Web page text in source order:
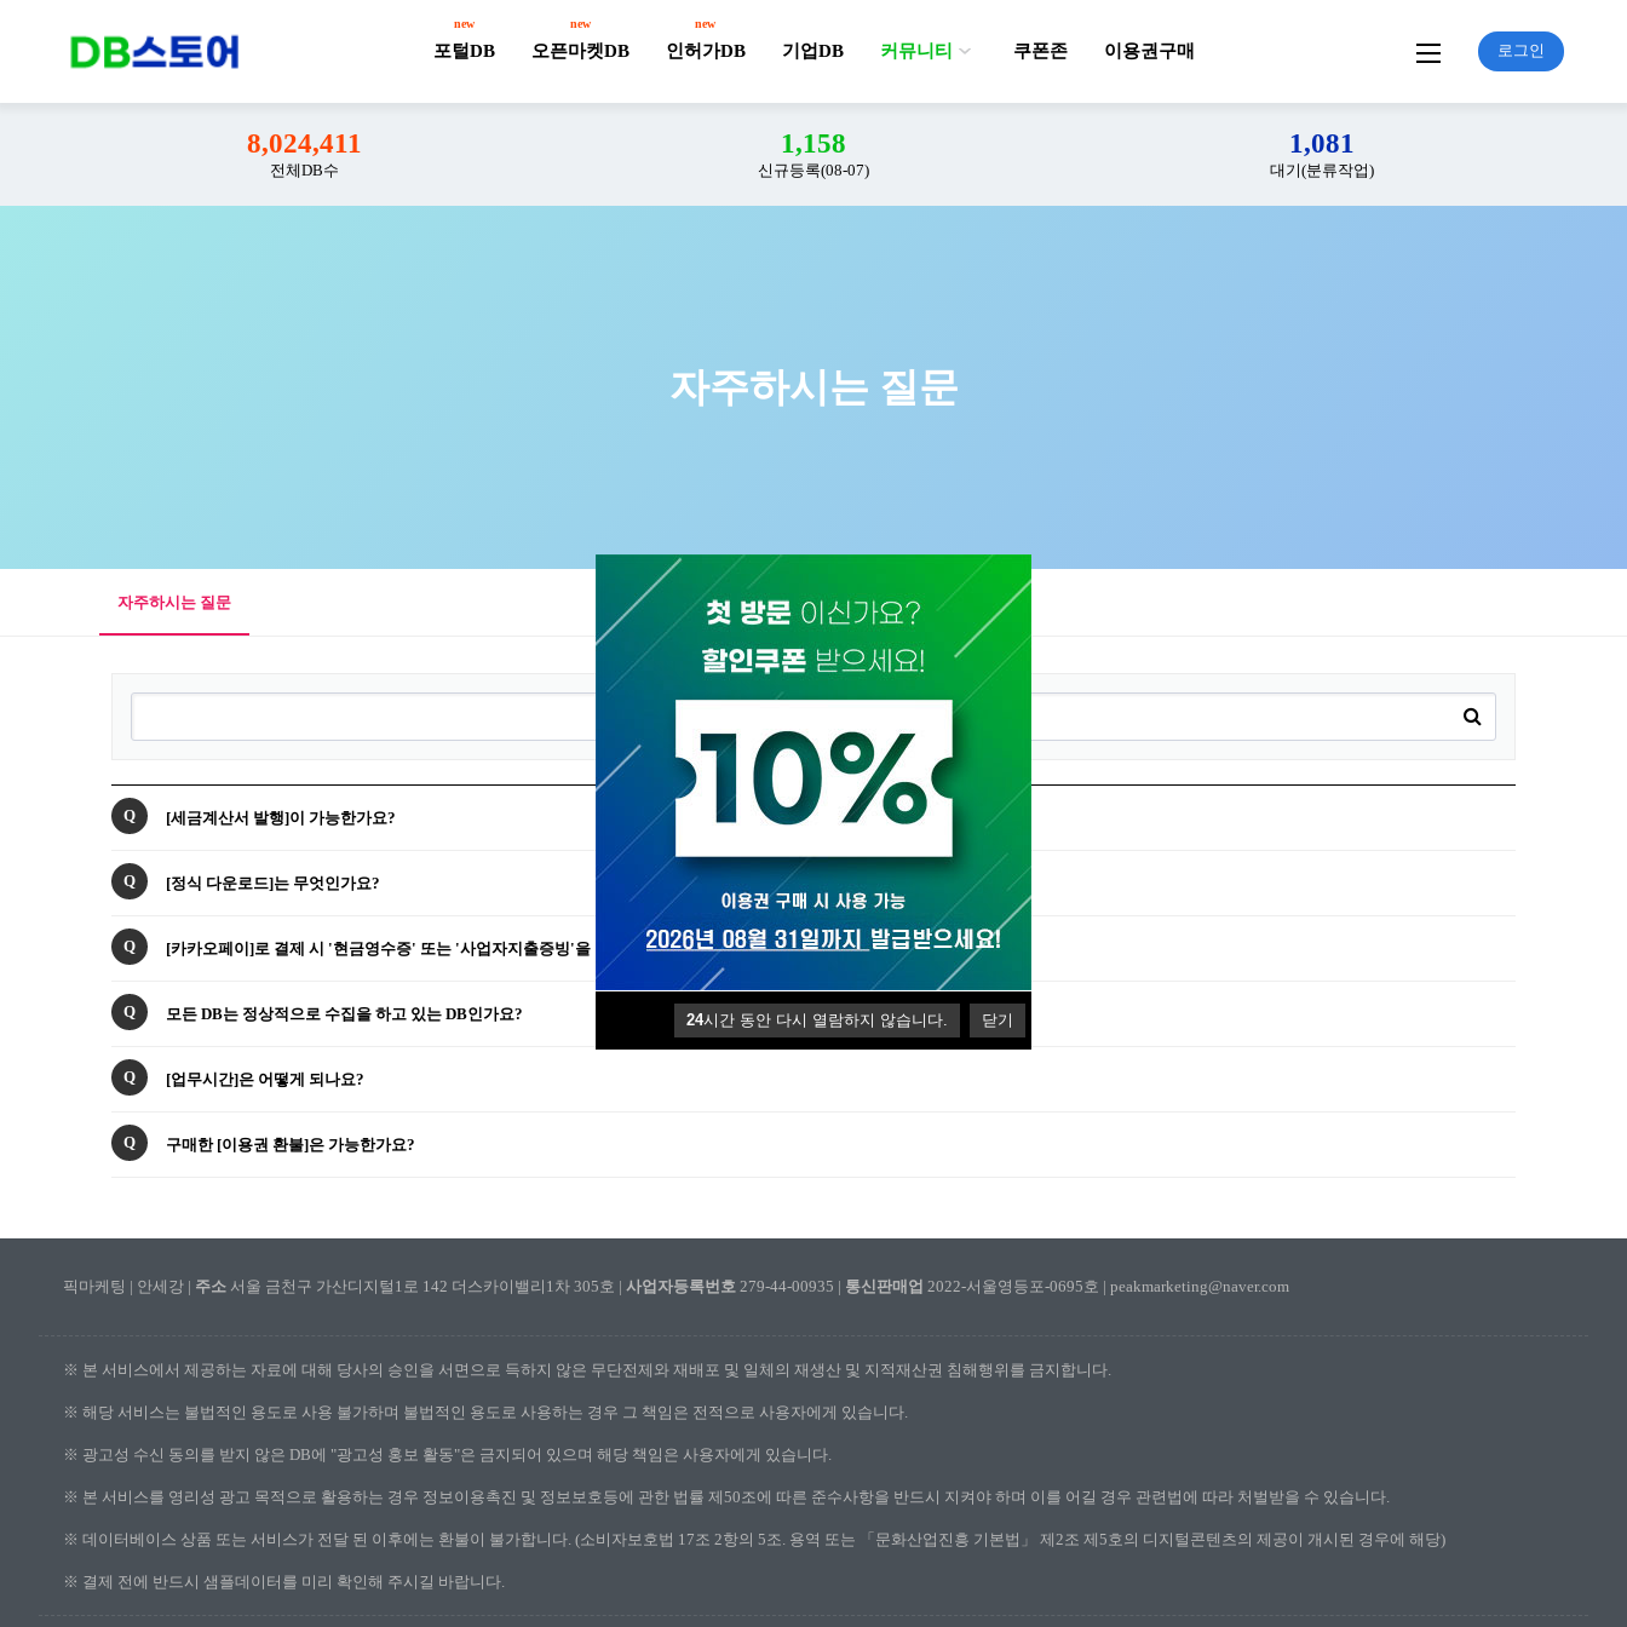
24시간 동안 다시 열람하지 않습니다. 닫기
로그인
new
포털DB
new
오픈마켓DB
new
인허가DB 기업DB 커뮤니티 쿠폰존 이용권구매
8,024,411
전체DB수
1,158
신규등록(08-07)
1,081
대기(분류작업)
자주하시는 질문
자주하시는 질문
Q [세금계산서 발행]이 가능한가요?
Q [정식 다운로드]는 무엇인가요?
Q [카카오페이]로 결제 시 '현금영수증' 또는 '사업자지출증빙'을 어떻게 발급할 수 있나요?​
Q 모든 DB는 정상적으로 수집을 하고 있는 DB인가요?
Q [업무시간]은 어떻게 되나요?
Q 구매한 [이용권 환불]은 가능한가요?
픽마케팅 | 안세강 | 주소 서울 금천구 가산디지털1로 142 더스카이밸리1차 305호 | 사업자등록번호 279-44-00935 | 통신판매업 2022-서울영등포-0695호 | peakmarketing@naver.com
※ 본 서비스에서 제공하는 자료에 대해 당사의 승인을 서면으로 득하지 않은 무단전제와 재배포 및 일체의 재생산 및 지적재산권 침해행위를 금지합니다.
※ 해당 서비스는 불법적인 용도로 사용 불가하며 불법적인 용도로 사용하는 경우 그 책임은 전적으로 사용자에게 있습니다.
※ 광고성 수신 동의를 받지 않은 DB에 "광고성 홍보 활동"은 금지되어 있으며 해당 책임은 사용자에게 있습니다.
※ 본 서비스를 영리성 광고 목적으로 활용하는 경우 정보이용촉진 및 정보보호등에 관한 법률 제50조에 따른 준수사항을 반드시 지켜야 하며 이를 어길 경우 관련법에 따라 처벌받을 수 있습니다.
※ 데이터베이스 상품 또는 서비스가 전달 된 이후에는 환불이 불가합니다. (소비자보호법 17조 2항의 5조. 용역 또는 「문화산업진흥 기본법」 제2조 제5호의 디지털콘텐츠의 제공이 개시된 경우에 해당)
※ 결제 전에 반드시 샘플데이터를 미리 확인해 주시길 바랍니다.